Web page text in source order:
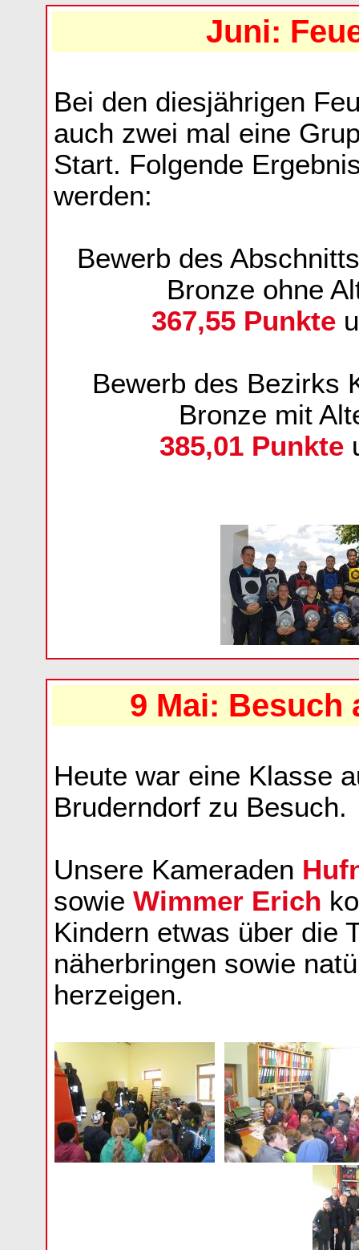
Juni:
Bei den diesjährigen
auch zwei mal eine
Start. Folgende
werden:
Bewerb des
Bronze ohne
367,55 Punkte
Bewerb des Bezirks
Bronze mit
385,01 Punkte
9 Mai: Besuch
Heute war eine Klasse
Bruderndorf zu Besuch.
Unsere Kameraden
sowieWimmer Erich
Kindern etwas über die
näherbringen sowie
herzeigen.